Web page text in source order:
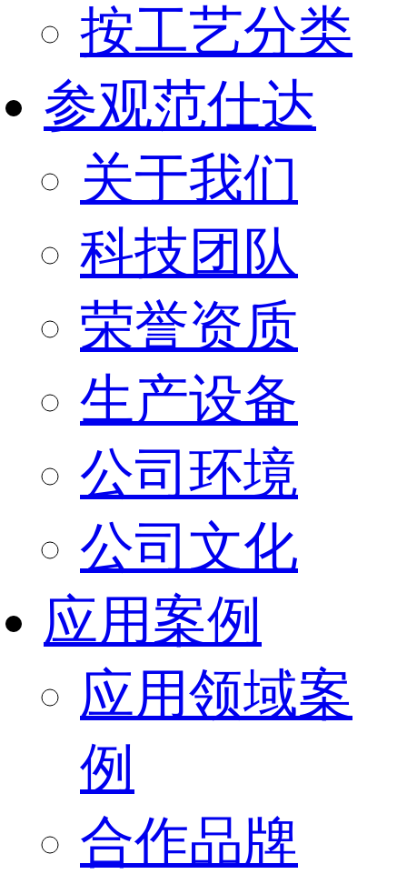
按工艺分类
参观范仕达
关于我们
科技团队
荣誉资质
生产设备
公司环境
公司文化
应用案例
应用领域案
例
合作品牌